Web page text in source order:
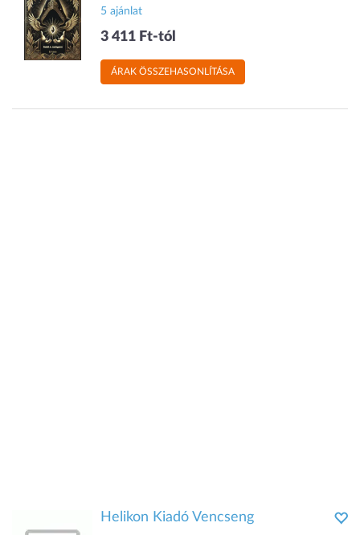
5 ajánlat
3 411 Ft-tól
ÁRAK ÖSSZEHASONLÍTÁSA
Helikon Kiadó Vencseng